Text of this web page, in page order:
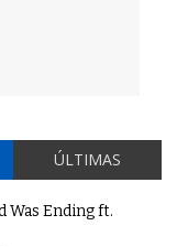
ÚLTIMAS
Was Ending ft.